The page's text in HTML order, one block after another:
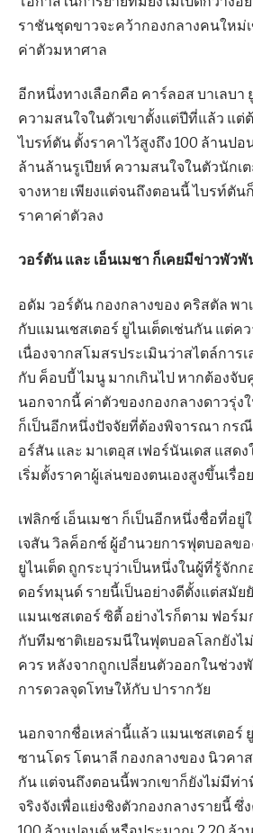
ราชันชุดขาวจะคว้ากองกลางคนใหม่
ค่าตัวมหาศาล
อีกหนึ่งทางเลือกคือ คาร์ลอส บาเลบา
ความสนใจในตัวเขาตั้งแต่ปีที่แล้ว แต่
ไบรท์ตัน ตั้งราคาไว้สูงถึง 100 ล้านป
ล้านล้านรูเปียห์ ความสนใจในตัวนักเต
จางหาย เพียงแต่จนถึงตอนนี้ ไบรท์ตั
ราคาค่าตัวลง
วอร์ตัน และ เอ็นเมชา ก็เคยมีข่าวพัวพั
อดัม วอร์ตัน กองกลางของ คริสตัล พ
กับแมนเชสเตอร์ ยูไนเต็ดเช่นกัน แต่ค
เนื่องจากสโมสรประเมินว่าสไตล์การ
กับ ค็อบบี้ ไมนู มากเกินไป หากต้องจับ
นอกจากนี้ ค่าตัวของกองกลางดาวรุ่ง
ก็เป็นอีกหนึ่งปัจจัยที่ต้องพิจารณา กรณี
อร์สัน และ มาเตอุส เฟอร์นันเดส แสด
เริ่มตั้งราคาผู้เล่นของตนเองสูงขึ้นเรื่อ
เฟลิกซ์ เอ็นเมชา ก็เป็นอีกหนึ่งชื่อที่อยู่
เจสัน วิลค็อกซ์ ผู้อำนวยการฟุตบอลขอ
ยูไนเต็ด ถูกระบุว่าเป็นหนึ่งในผู้ที่รู้จักก
ดอร์ทมุนด์ รายนี้เป็นอย่างดีตั้งแต่สมัย
แมนเชสเตอร์ ซิตี้ อย่างไรก็ตาม ฟอร์ม
กับทีมชาติเยอรมนีในฟุตบอลโลกยังไ
ควร หลังจากถูกเปลี่ยนตัวออกในช่วง
การดวลจุดโทษให้กับ ปารากวัย
นอกจากชื่อเหล่านี้แล้ว แมนเชสเตอร์
ซานโดร โตนาลี กองกลางของ นิวคาส
กัน แต่จนถึงตอนนี้พวกเขาก็ยังไม่มีท่า
จริงจังเพื่อแย่งชิงตัวกองกลางรายนี้